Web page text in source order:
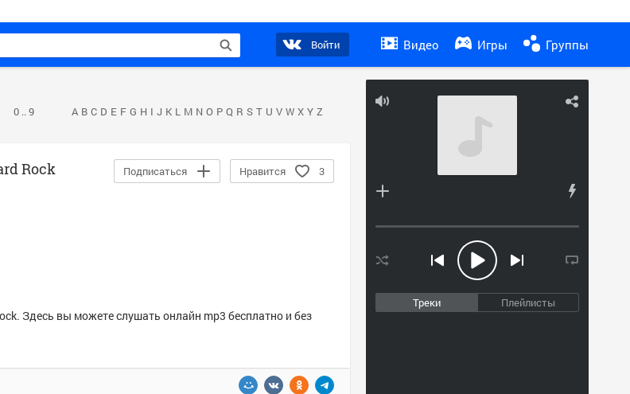
Войти Видео Игры Группы
Треки Плейлисты
0 .. 9 A B C D E F G H I J K L M N O P Q R S T U V W X Y Z
Подписаться Нравится 3
Rock
Здесь вы можете слушать онлайн mp3 бесплатно и без